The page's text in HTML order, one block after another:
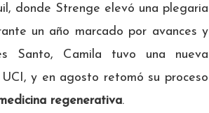
donde Strenge elevó una plegaria
un año marcado por avances y
Santo, Camila tuvo una nueva
y en agosto retomó su proceso
regenerativa.